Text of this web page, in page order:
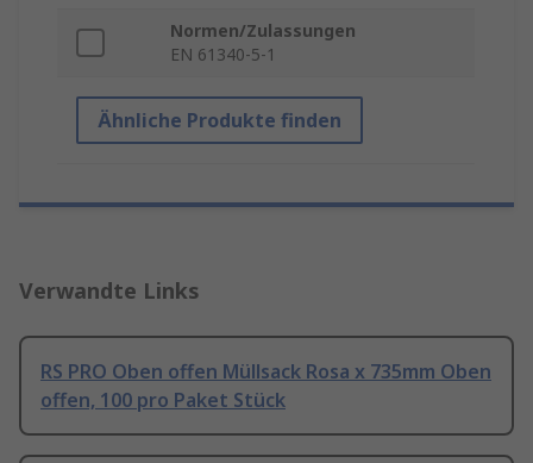
Normen/Zulassungen
EN 61340-5-1
Ähnliche Produkte finden
Verwandte Links
RS PRO Oben offen Müllsack Rosa x 735mm Oben
offen, 100 pro Paket Stück